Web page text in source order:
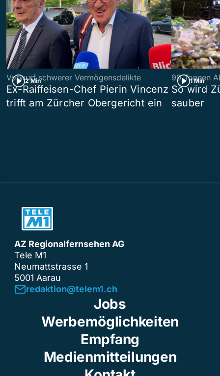
2 Min
Vorwurf schwerer Vermögensdelikte
Ex-Raiffeisen-Chef Pierin Vincenz
trifft am Zürcher Obergericht ein
1 Min
90 Tonnen
So wird
sauber
AZ Regionalfernsehen AG
Tele M1
Neumattstrasse 1
5001 Aarau
redaktion@telem1.ch
Jobs
Werbemöglichkeiten
Empfang
Medienmitteilungen